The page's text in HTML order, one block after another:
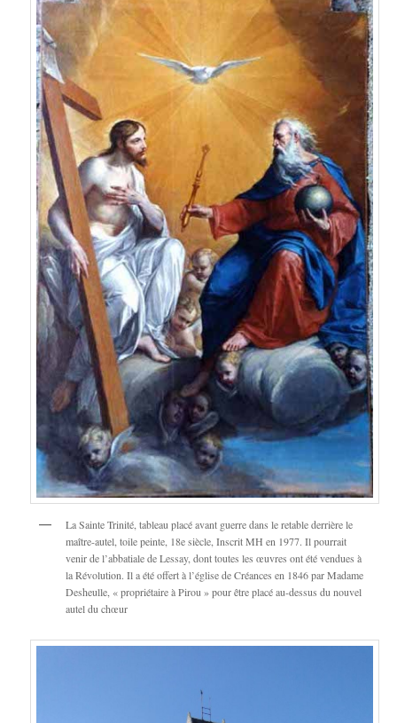
La Sainte Trinité, tableau placé avant guerre dans le retable derrière le
maître-autel, toile peinte, 18e siècle, Inscrit MH en 1977. Il pourrait
venir de l’abbatiale de Lessay, dont toutes les œuvres ont été vendues à
la Révolution. Il a été offert à l’église de Créances en 1846 par Madame
Desheulle, « propriétaire à Pirou » pour être placé au-dessus du nouvel
autel du chœur